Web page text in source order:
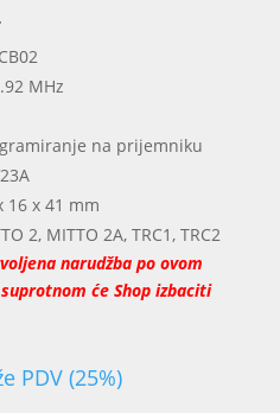
MHz
na prijemniku
16 x 41 mm
2, MITTO 2A, TRC1, TRC2
narudžba po ovom
će Shop izbaciti
PDV (25%)